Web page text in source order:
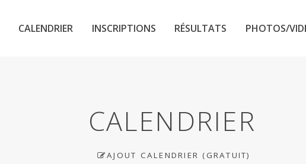
CALENDRIER INSCRIPTIONS RÉSULTATS PHOTOS/
CALENDRIER
AJOUT CALENDRIER (GRATUIT)